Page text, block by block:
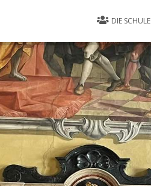
DIE SCHULE